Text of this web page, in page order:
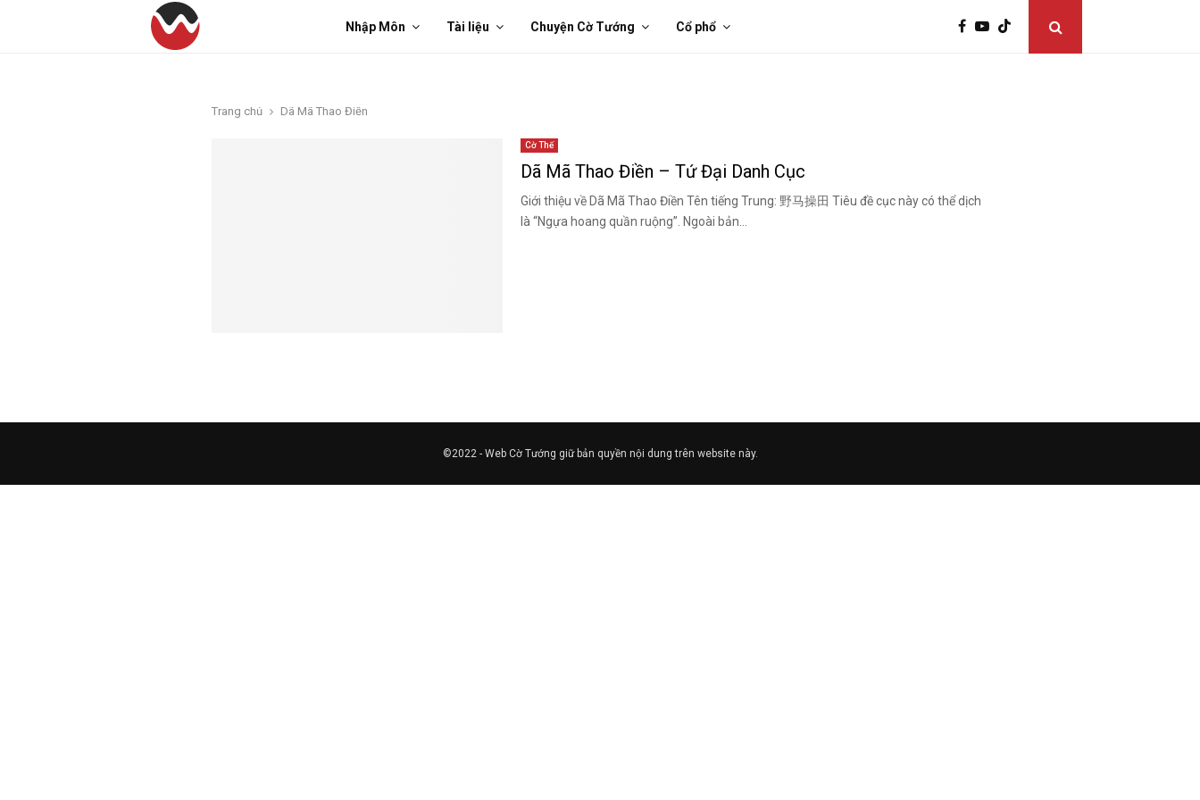
Nhập Môn Tài liệu Chuyện Cờ Tướng Cổ phổ
Trang chủ Dã Mã Thao Điền
Cờ Thế
Dã Mã Thao Điền – Tứ Đại Danh Cục
Giới thiệu về Dã Mã Thao Điền Tên tiếng Trung: 野马操田 Tiêu đề cục này có thể dịch
là “Ngựa hoang quần ruộng”. Ngoài bản...
©2022 - Web Cờ Tướng giữ bản quyền nội dung trên website này.